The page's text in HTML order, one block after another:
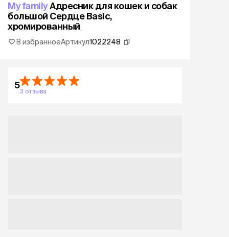
My familyАдресник для кошек и собак
большой Сердце Basic,
хромированный
В избранноеАртикул1022248
5
3 отзыва